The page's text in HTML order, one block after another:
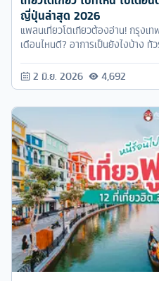
ญี่ปุ่นล่าสุด 2026
แพลนเที่ยวโตเกียวต้องอ่าน! กรุงเท
เดือนไหนดี? อาการเป็นยังไงบ้าง
2 มิ.ย. 2026 4,692